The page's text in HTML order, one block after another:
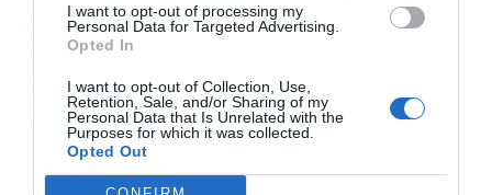
I want to opt-out of processing my
Personal Data for Targeted Advertising.
Opted In
I want to opt-out of Collection, Use,
Retention, Sale, and/or Sharing of my
Personal Data that Is Unrelated with the
Purposes for which it was collected.
Opted Out
Amber Alert
Ενεργό συμμετοχή αναλαμβάνει το χρηματοπιστωτικό
ίδρυμα στην έγκαιρη ειδοποίηση των πολιτών για
περιστατικά εξαφάνισης παιδιών
NEWSROOM